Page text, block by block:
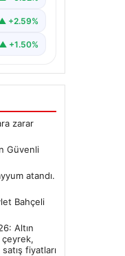
+2.59%
▲ +1.50%
zarar
Güvenli
atandı.
Bahçeli
Altın
çeyrek,
fiyatları